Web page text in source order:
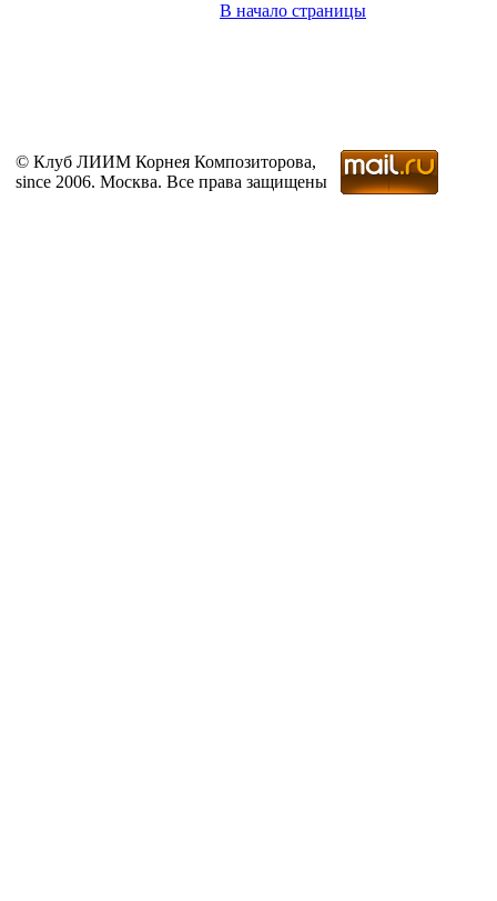
В начало страницы
© Клуб ЛИИМ Корнея Композиторова,
since 2006. Москва. Все права защищены